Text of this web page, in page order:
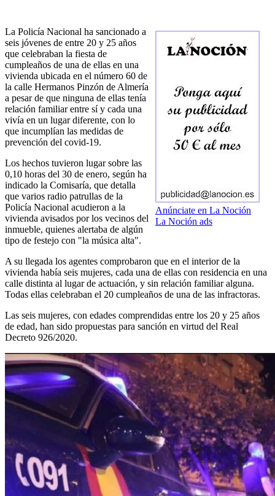
Anúnciate en La Noción
La Noción ads
La Policía Nacional ha sancionado a
seis jóvenes de entre 20 y 25 años
que celebraban la fiesta de
cumpleaños de una de ellas en una
vivienda ubicada en el número 60 de
la calle Hermanos Pinzón de Almería
a pesar de que ninguna de ellas tenía
relación familiar entre sí y cada una
vivía en un lugar diferente, con lo
que incumplían las medidas de
prevención del covid-19.
Los hechos tuvieron lugar sobre las
0,10 horas del 30 de enero, según ha
indicado la Comisaría, que detalla
que varios radio patrullas de la
Policía Nacional acudieron a la
vivienda avisados por los vecinos del
inmueble, quienes alertaba de algún
tipo de festejo con "la música alta".
A su llegada los agentes comprobaron que en el interior de la
vivienda había seis mujeres, cada una de ellas con residencia en una
calle distinta al lugar de actuación, y sin relación familiar alguna.
Todas ellas celebraban el 20 cumpleaños de una de las infractoras.
Las seis mujeres, con edades comprendidas entre los 20 y 25 años
de edad, han sido propuestas para sanción en virtud del Real
Decreto 926/2020.